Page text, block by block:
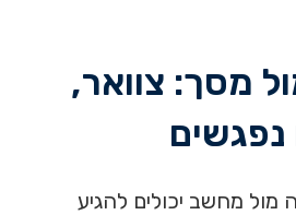
מסך: צוואר,
נפגשים
מול מחשב יכולים להגיע